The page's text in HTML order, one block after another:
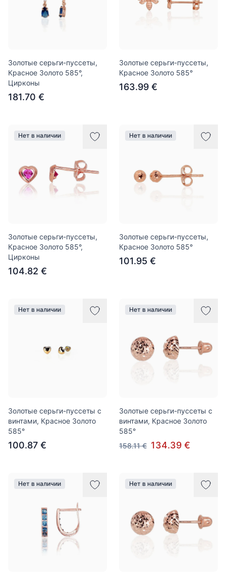
Золотые серьги-пуссеты,
Красное Золото 585°,
Цирконы
181.70 €
Золотые серьги-пуссеты,
Красное Золото 585°
163.99 €
Нет в наличии
Золотые серьги-пуссеты,
Красное Золото 585°,
Цирконы
104.82 €
Нет в наличии
Золотые серьги-пуссеты,
Красное Золото 585°
101.95 €
Нет в наличии
Золотые серьги-пуссеты с
винтами, Красное Золото
585°
100.87 €
Нет в наличии
Золотые серьги-пуссеты с
винтами, Красное Золото
585°
158.11 € 134.39 €
Нет в наличии Нет в наличии